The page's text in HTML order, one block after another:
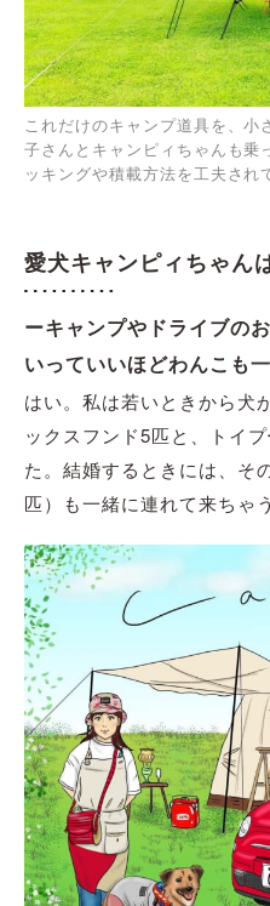
これだけのキャンプ道具を、小
子さんとキャンピィちゃんも
ッキングや積載方法を工夫され
愛犬キャンピィちゃん
ーキャンプやドライブの
いっていいほどわんこも
はい。私は若いときから犬
ックスフンド5匹と、トイ
た。結婚するときには、そ
匹）も一緒に連れて来ちゃ